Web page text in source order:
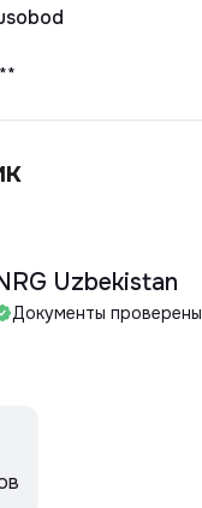
Uzbekistan
Документы проверены